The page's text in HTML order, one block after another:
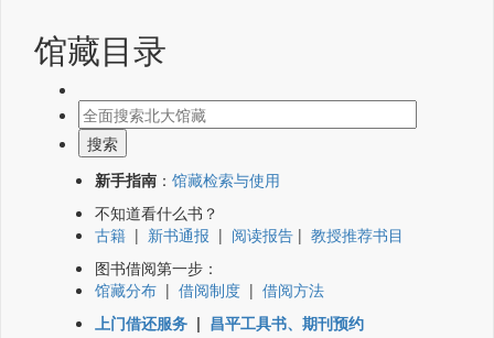
馆藏目录
新手指南 ： 馆藏检索与使用
不知道看什么书？
古籍 | 新书通报 | 阅读报告 | 教授推荐书目
图书借阅第一步：
馆藏分布 | 借阅制度 | 借阅方法
上门借还服务 | 昌平工具书、期刊预约